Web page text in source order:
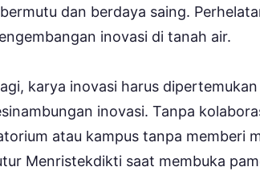
dan berdaya saing.
inovasi di tanah air.
karya inovasi harus
inovasi. Tanpa
atau kampus tanpa memberi
Menristekdikti saat membuka